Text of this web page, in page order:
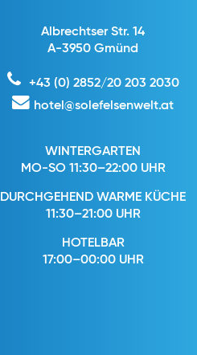
Albrechtser Str. 14
A-3950 Gmünd
+43 (0) 2852/20 203 2030
hotel@solefelsenwelt.at
WINTERGARTEN
MO-SO 11:30–22:00 UHR
DURCHGEHEND WARME KÜCHE
11:30–21:00 UHR
HOTELBAR
17:00–00:00 UHR